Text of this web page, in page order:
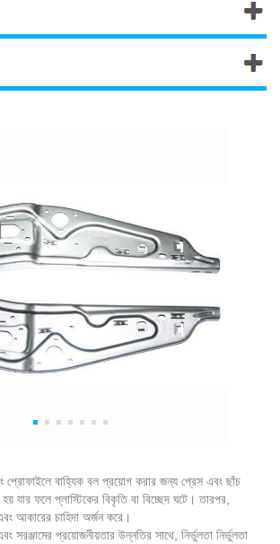
প্রোফাইলে বাহ্যিক বল প্রয়োগ করার জন্য প্রেস এবং ছাঁচ
যার ফলে প্লাস্টিকের বিকৃতি বা বিচ্ছেদ ঘটে। তারপর,
আকারের চাহিদা অর্জন করে।
সরঞ্জামের প্রয়োজনীয়তার উন্নতির সাথে, নির্ভুলতা নির্ভুলতা